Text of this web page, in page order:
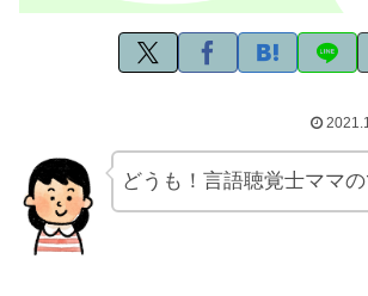
どうも！言語聴覚士ママの